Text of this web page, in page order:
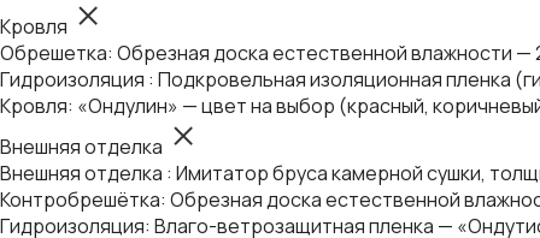
Кровля
Обрешетка: Обрезная доска естественной влажности —
Гидроизоляция : Подкровельная изоляционная пленка
Кровля: «Ондулин» — цвет на выбор (красный,
Внешняя отделка
Внешняя отделка : Имитатор бруса камерной сушки,
Контробрешётка: Обрезная доска естественной
Гидроизоляция: Влаго-ветрозащитная пленка —